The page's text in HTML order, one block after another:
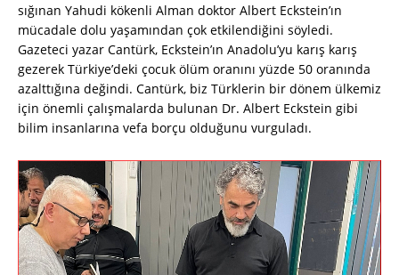
sığınan Yahudi kökenli Alman doktor Albert Eckstein’ın
mücadale dolu yaşamından çok etkilendiğini söyledi.
Gazeteci yazar Cantürk, Eckstein’ın Anadolu’yu karış karış
gezerek Türkiye’deki çocuk ölüm oranını yüzde 50 oranında
azalttığına değindi. Cantürk, biz Türklerin bir dönem ülkemiz
için önemli çalışmalarda bulunan Dr. Albert Eckstein gibi
bilim insanlarına vefa borçu olduğunu vurguladı.